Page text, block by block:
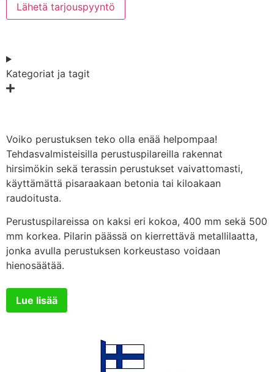
Lähetä tarjouspyyntö
Kategoriat ja tagit
Voiko perustuksen teko olla enää helpompaa!
Tehdasvalmisteisilla perustuspilareilla rakennat
hirsimökin sekä terassin perustukset vaivattomasti,
käyttämättä pisaraakaan betonia tai kiloakaan
raudoitusta.
Perustuspilareissa on kaksi eri kokoa, 400 mm sekä 500
mm korkea. Pilarin päässä on kierrettävä metallilaatta,
jonka avulla perustuksen korkeustaso voidaan
hienosäätää.
Lue lisää